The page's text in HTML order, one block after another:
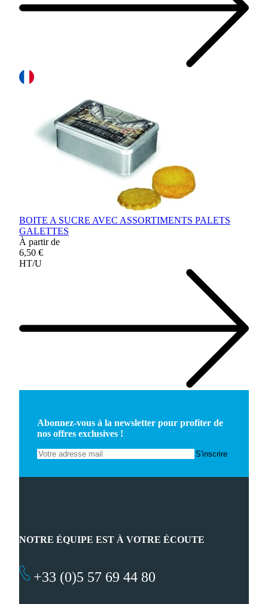
BOITE A SUCRE AVEC ASSORTIMENTS PALETS
GALETTES
À partir de
6,50 €
HT/U
Abonnez-vous à la newsletter pour profiter de
nos offres exclusives !
NOTRE ÉQUIPE EST À VOTRE ÉCOUTE
+33 (0)5 57 69 44 80